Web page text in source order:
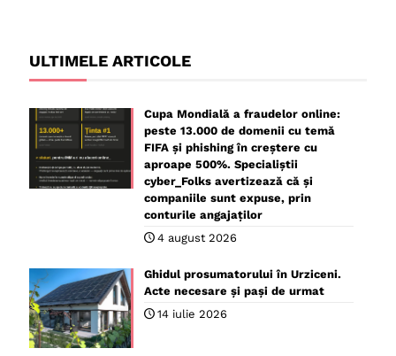
ULTIMELE ARTICOLE
Cupa Mondială a fraudelor online:
peste 13.000 de domenii cu temă
FIFA și phishing în creștere cu
aproape 500%. Specialiștii
cyber_Folks avertizează că și
companiile sunt expuse, prin
conturile angajaților
4 august 2026
Ghidul prosumatorului în Urziceni.
Acte necesare și pași de urmat
14 iulie 2026